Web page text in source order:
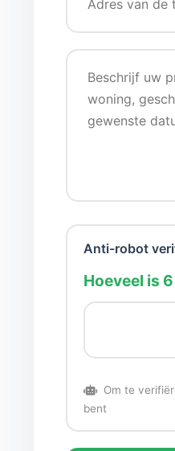
Anti-robot
Hoeveel is 6
Om te
bent